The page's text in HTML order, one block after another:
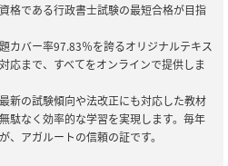
中上級カリキュラム／上級カリキ
村ゼミ
10月3日施行)
格である行政書士試験の最短合格が目指
カバー率97.83％を誇るオリジナルテキス
応まで、すべてをオンラインで提供しま
新の試験傾向や法改正にも対応した教材
駄なく効率的な学習を実現します。毎年
、アガルートの信頼の証です。